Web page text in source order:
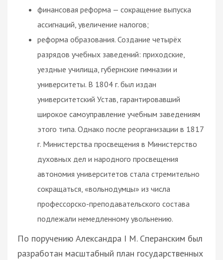
финансовая реформа — сокращение выпуска
ассигнаций, увеличение налогов;
реформа образования. Создание четырёх
разрядов учебных заведений: приходские,
уездные училища, губернские гимназии и
университеты. В 1804 г. был издан
университетский Устав, гарантировавший
широкое самоуправление учебным заведениям
этого типа. Однако после реорганизации в 1817
г. Министерства просвещения в Министерство
духовных дел и народного просвещения
автономия университетов стала стремительно
сокращаться, «вольнодумцы» из числа
профессорско-преподавательского состава
подлежали немедленному увольнению.
По поручению Александра І М. Сперанским был
разработан масштабный план государственных